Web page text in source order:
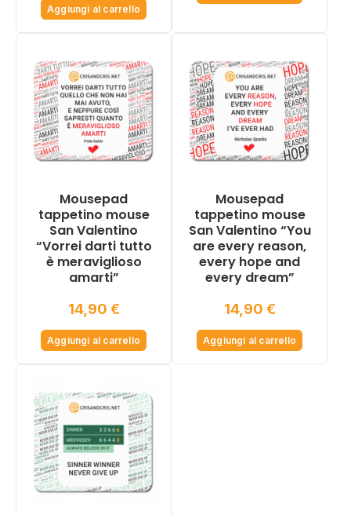
Aggiungi al carrello
Mousepad
tappetino mouse
San Valentino
“Vorrei darti tutto
è meraviglioso
amarti”
14,90 €
Aggiungi al carrello
Mousepad
tappetino mouse
San Valentino “You
are every reason,
every hope and
every dream”
14,90 €
Aggiungi al carrello